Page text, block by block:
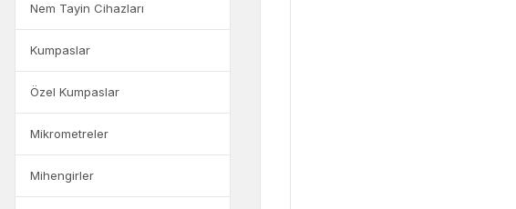
Nem Tayin Cihazları
Kumpaslar
Özel Kumpaslar
Mikrometreler
Mihengirler